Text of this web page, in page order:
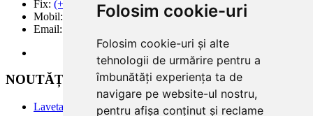
Folosim cookie-uri
Folosim cookie-uri și alte
tehnologii de urmărire pentru a
îmbunătăți experiența ta de
navigare pe website-ul nostru,
pentru afișa conținut și reclame
Fix: (+40) 21 668 60 69
Mobil:
(+40) 722 375 131
Email:
NOUTĂȚi
Laveta din Microfibră MADAline